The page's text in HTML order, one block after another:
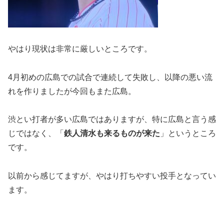
やはり現状は非常に厳しいところです。
4月初めの広島での試合で連続して失敗し、以降の悪い流
れを作りましたが今回もまた広島。
渋とい打者が多い広島ではありますが、特に広島と言う感
じではなく、「 鉄人清水も来るものが来た 」というところ
です。
以前から感じてますが、やはり打ちやすい投手となってい
ます。